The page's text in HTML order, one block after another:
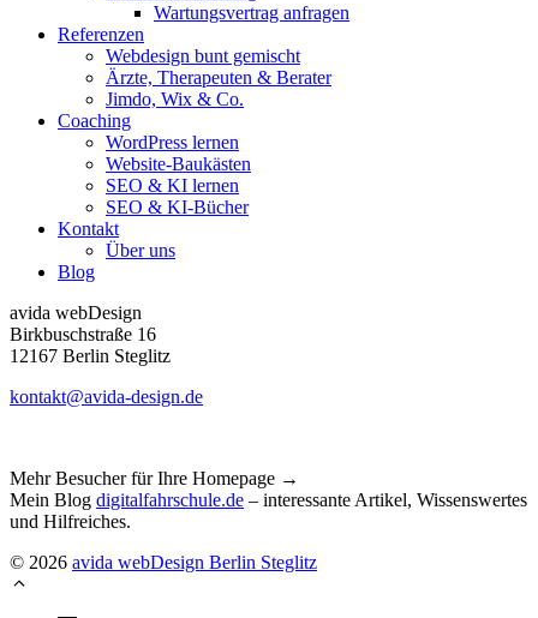
Wartungsvertrag anfragen
Referenzen
Webdesign bunt gemischt
Ärzte, Therapeuten & Berater
Jimdo, Wix & Co.
Coaching
WordPress lernen
Website-Baukästen
SEO & KI lernen
SEO & KI-Bücher
Kontakt
Über uns
Blog
avida webDesign
Birkbuschstraße 16
12167 Berlin Steglitz
kontakt@avida-design.de
Mehr Besucher für Ihre Homepage →
Mein Blog digitalfahrschule.de – interessante Artikel, Wissenswertes
und Hilfreiches.
© 2026 avida webDesign Berlin Steglitz